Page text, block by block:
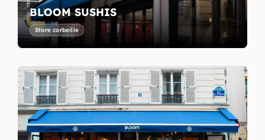
BLOOM SUSHIS
Store corbeille